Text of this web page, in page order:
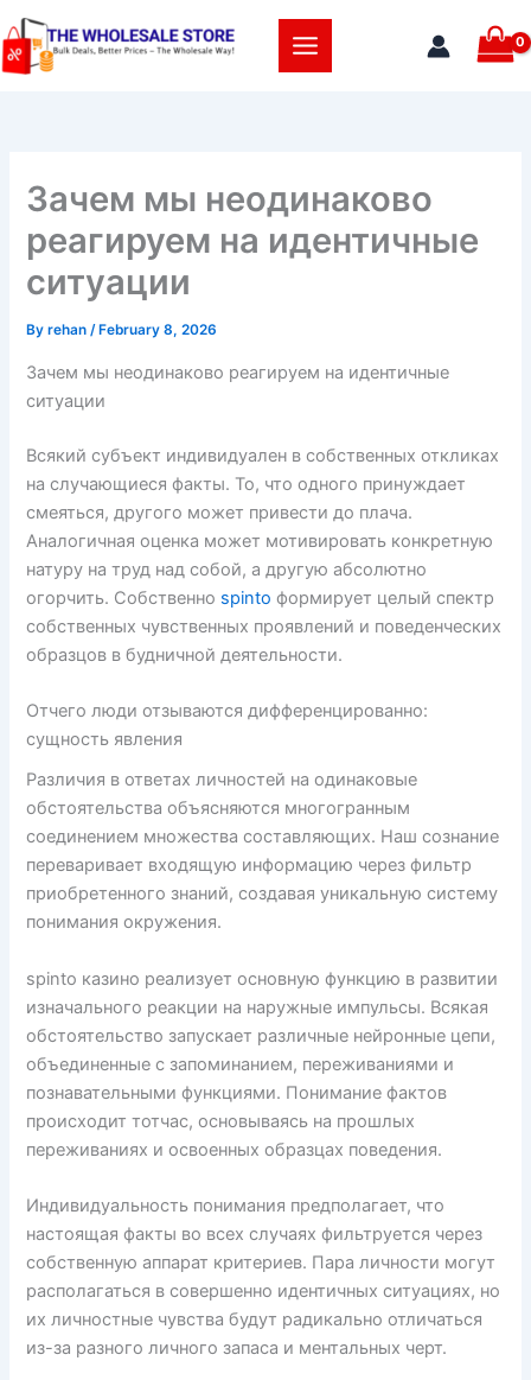
Skip
to
content
Зачем мы неодинаково
реагируем на идентичные
ситуации
Byrehan/ February 8, 2026
Зачем мы неодинаково реагируем на идентичные
ситуации
Всякий субъект индивидуален в собственных откликах
на случающиеся факты. То, что одного принуждает
смеяться, другого может привести до плача.
Аналогичная оценка может мотивировать конкретную
натуру на труд над собой, а другую абсолютно
огорчить. Собственно spinto формирует целый спектр
собственных чувственных проявлений и поведенческих
образцов в будничной деятельности.
Отчего люди отзываются дифференцированно:
сущность явления
Различия в ответах личностей на одинаковые
обстоятельства объясняются многогранным
соединением множества составляющих. Наш сознание
переваривает входящую информацию через фильтр
приобретенного знаний, создавая уникальную систему
понимания окружения.
spinto казино реализует основную функцию в развитии
изначального реакции на наружные импульсы. Всякая
обстоятельство запускает различные нейронные цепи,
объединенные с запоминанием, переживаниями и
познавательными функциями. Понимание фактов
происходит тотчас, основываясь на прошлых
переживаниях и освоенных образцах поведения.
Индивидуальность понимания предполагает, что
настоящая факты во всех случаях фильтруется через
собственную аппарат критериев. Пара личности могут
располагаться в совершенно идентичных ситуациях, но
их личностные чувства будут радикально отличаться
из-за разного личного запаса и ментальных черт.